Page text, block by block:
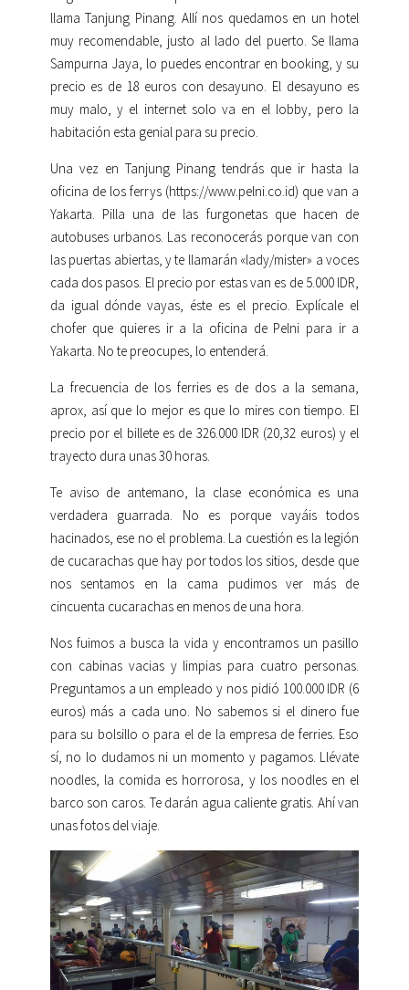
llama Tanjung Pinang. Allí nos quedamos en un hotel
muy recomendable, justo al lado del puerto. Se llama
Sampurna Jaya, lo puedes encontrar en booking, y su
precio es de 18 euros con desayuno. El desayuno es
muy malo, y el internet solo va en el lobby, pero la
habitación esta genial para su precio.
Una vez en Tanjung Pinang tendrás que ir hasta la
oficina de los ferrys (https://www.pelni.co.id) que van a
Yakarta. Pilla una de las furgonetas que hacen de
autobuses urbanos. Las reconocerás porque van con
las puertas abiertas, y te llamarán «lady/mister» a voces
cada dos pasos. El precio por estas van es de 5.000 IDR,
da igual dónde vayas, éste es el precio. Explícale el
chofer que quieres ir a la oficina de Pelni para ir a
Yakarta. No te preocupes, lo entenderá.
La frecuencia de los ferries es de dos a la semana,
aprox, así que lo mejor es que lo mires con tiempo. El
precio por el billete es de 326.000 IDR (20,32 euros) y el
trayecto dura unas 30 horas.
Te aviso de antemano, la clase económica es una
verdadera guarrada. No es porque vayáis todos
hacinados, ese no el problema. La cuestión es la legión
de cucarachas que hay por todos los sitios, desde que
nos sentamos en la cama pudimos ver más de
cincuenta cucarachas en menos de una hora.
Nos fuimos a busca la vida y encontramos un pasillo
con cabinas vacias y limpias para cuatro personas.
Preguntamos a un empleado y nos pidió 100.000 IDR (6
euros) más a cada uno. No sabemos si el dinero fue
para su bolsillo o para el de la empresa de ferries. Eso
sí, no lo dudamos ni un momento y pagamos. Llévate
noodles, la comida es horrorosa, y los noodles en el
barco son caros. Te darán agua caliente gratis. Ahí van
unas fotos del viaje.